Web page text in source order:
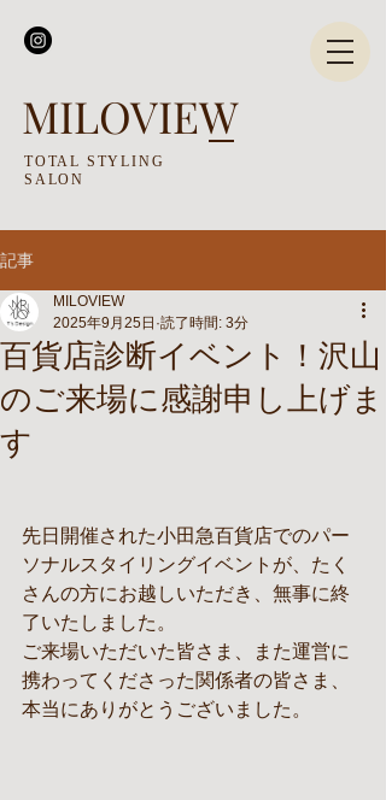
MILOVIEW
TOTAL STYLING
SALON
記事
百貨店診断イベント！沢山
のご来場に感謝申し上げま
す
MILOVIEW
2025年9月25日 読了時間: 3分
先日開催された小田急百貨店でのパー
ソナルスタイリングイベントが、たく
さんの方にお越しいただき、無事に終
了いたしました。
ご来場いただいた皆さま、また運営に
携わってくださった関係者の皆さま、
本当にありがとうございました。